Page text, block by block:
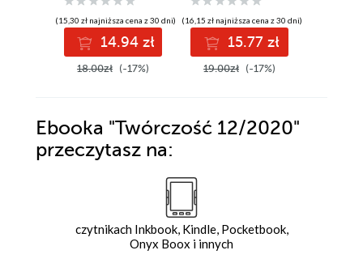
(15,30 zł najniższa cena z 30 dni)
14.94 zł
18.00zł (-17%)
(16,15 zł najniższa cena z 30 dni)
15.77 zł
19.00zł (-17%)
Ebooka "Twórczość 12/2020"
przeczytasz na:
czytnikach Inkbook, Kindle, Pocketbook,
Onyx Boox i innych